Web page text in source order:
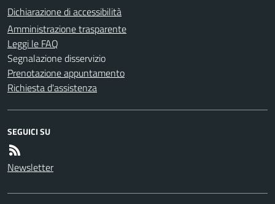
Dichiarazione di accessibilità
Amministrazione trasparente
Leggi le FAQ
Segnalazione disservizio
Prenotazione appuntamento
Richiesta d'assistenza
SEGUICI SU
Newsletter